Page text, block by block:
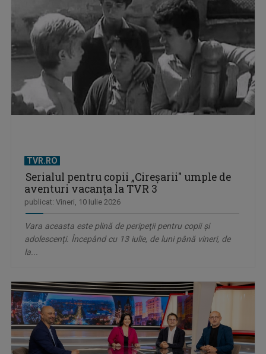
TVR.RO
Serialul pentru copii „Cireşarii" umple de
aventuri vacanța la TVR 3
publicat: Vineri, 10 Iulie 2026
Vara aceasta este plină de peripeţii pentru copii şi
adolescenţi. Începând cu 13 iulie, de luni până vineri, de
la...